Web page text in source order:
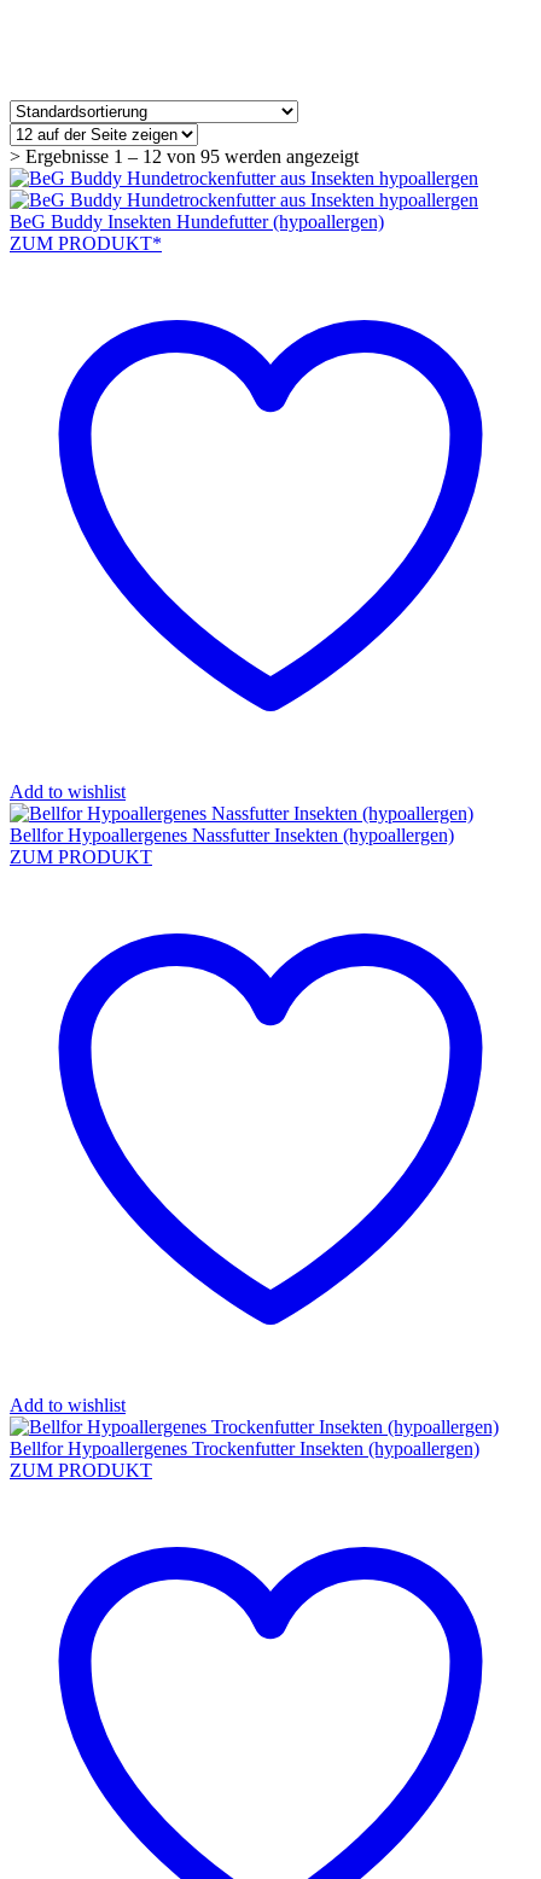
> Ergebnisse 1 – 12 von 95 werden angezeigt
BeG Buddy Insekten Hundefutter (hypoallergen)
ZUM PRODUKT*
Add to wishlist
Bellfor Hypoallergenes Nassfutter Insekten (hypoallergen)
ZUM PRODUKT
Add to wishlist
Bellfor Hypoallergenes Trockenfutter Insekten (hypoallergen)
ZUM PRODUKT